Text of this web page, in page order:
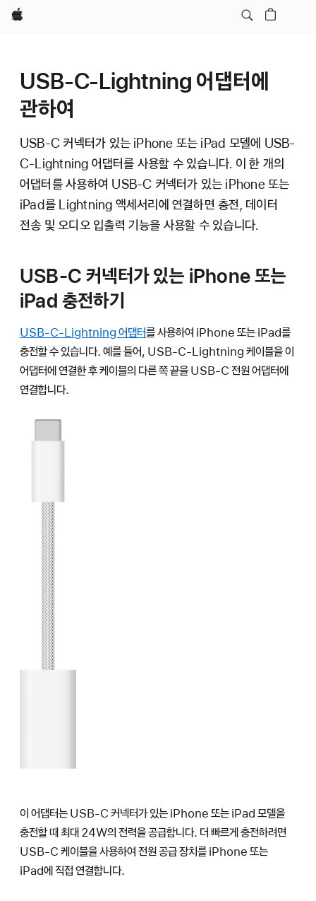
Apple
USB-C-Lightning 어댑터에
관하여
USB-C 커넥터가 있는 iPhone 또는 iPad 모델에 USB-
C-Lightning 어댑터를 사용할 수 있습니다. 이 한 개의
어댑터를 사용하여 USB-C 커넥터가 있는 iPhone 또는
iPad를 Lightning 액세서리에 연결하면 충전, 데이터
전송 및 오디오 입출력 기능을 사용할 수 있습니다.
USB-C 커넥터가 있는 iPhone 또는
iPad 충전하기
USB-C-Lightning 어댑터를 사용하여 iPhone 또는 iPad를
충전할 수 있습니다. 예를 들어, USB-C-Lightning 케이블을 이
어댑터에 연결한 후 케이블의 다른 쪽 끝을 USB-C 전원 어댑터에
연결합니다.
이 어댑터는 USB-C 커넥터가 있는 iPhone 또는 iPad 모델을
충전할 때 최대 24W의 전력을 공급합니다. 더 빠르게 충전하려면
USB-C 케이블을 사용하여 전원 공급 장치를 iPhone 또는
iPad에 직접 연결합니다.